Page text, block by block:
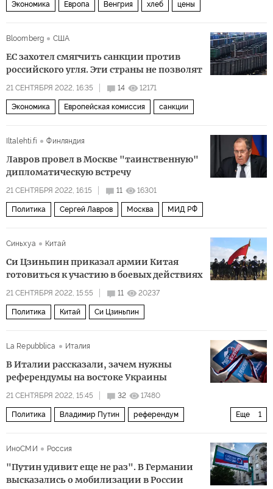
Экономика Европа Венгрия хлеб цены
Bloomberg США
ЕС захотел смягчить санкции против
российского угля. Эти страны не позволят
21 СЕНТЯБРЯ 2022, 16:35 14 12171
Экономика Европейская комиссия санкции
Iltalehti.fi Финляндия
Лавров провел в Москве "таинственную"
дипломатическую встречу
21 СЕНТЯБРЯ 2022, 16:15 11 16301
Политика Сергей Лавров Москва МИД РФ
Синьхуа Китай
Си Цзиньпин приказал армии Китая
готовиться к участию в боевых действиях
21 СЕНТЯБРЯ 2022, 15:55 11 20237
Политика Китай Си Цзиньпин
La Repubblica Италия
В Италии рассказали, зачем нужны
референдумы на востоке Украины
21 СЕНТЯБРЯ 2022, 15:45 32 17480
Еще 1
Политика Владимир Путин референдум
ИноСМИ
Россия
"Путин удивит еще не раз". В Германии
высказались о мобилизации в России